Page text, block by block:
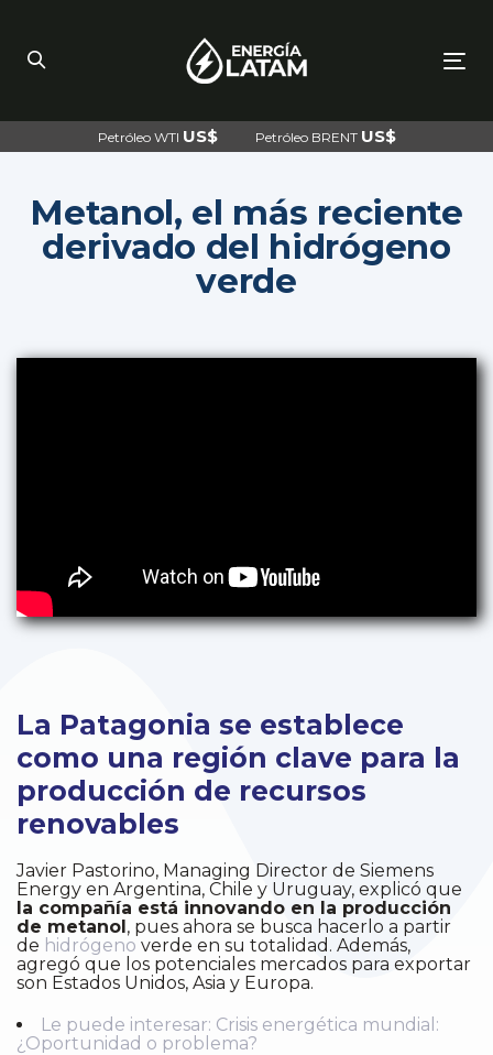
primary
navigation
content
Petróleo WTI US$ Petróleo BRENT US$
Metanol, el más reciente
derivado del hidrógeno
verde
La Patagonia se establece
como una región clave para la
producción de recursos
renovables
Javier Pastorino, Managing Director de Siemens
Energy en Argentina, Chile y Uruguay, explicó que
la compañía está innovando en la producción
de metanol, pues ahora se busca hacerlo a partir
de hidrógeno verde en su totalidad. Además,
agregó que los potenciales mercados para exportar
son Estados Unidos, Asia y Europa.
Le puede interesar: Crisis energética mundial:
¿Oportunidad o problema?
navigation